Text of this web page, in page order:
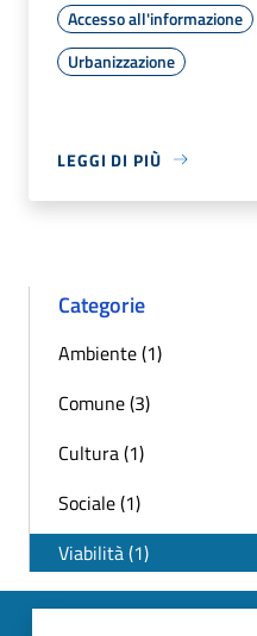
Accesso all'informazione
Urbanizzazione
LEGGI DI PIÙ
Categorie
Ambiente (1)
Comune (3)
Cultura (1)
Sociale (1)
Viabilità (1)